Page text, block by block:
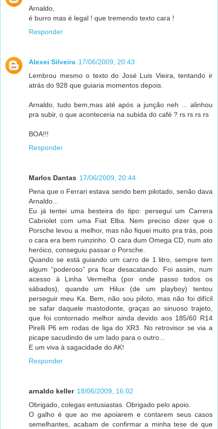
Arnaldo,
é burro mas é legal ! que tremendo texto cara !
Responder
Alexei Silveira 17/06/2009, 20:43
Lembrou mesmo o texto do José Luis Vieira, tentando ir
atrás do 928 que guiaria momentos depois.
Arnaldo, tudo bem,mas até após a junção neh ... alinhou
pra subir, o que aconteceria na subida do café ? rs rs rs rs
BOA!!!
Responder
Marlos Dantas 17/06/2009, 20:44
Pena que o Ferrari estava sendo bem pilotado, senão dava
Arnaldo...
Eu já tentei uma besteira do tipo: persegui um Carrera
Cabriolet com uma Fiat Elba. Nem preciso dizer que o
Porsche levou a melhor, mas não fiquei muito pra trás, pois
o cara era bem ruinzinho. O cara dum Omega CD, num ato
heróico, conseguiu passar o Porsche.
Quando se está guiando um carro de 1 litro, sempre tem
algum “poderoso” pra ficar desacatando. Foi assim, num
acesso à Linha Vermelha (por onde passo todos os
sábados), quando um Hilux (de um playboy) tentou
perseguir meu Ka. Bem, não sou piloto, mas não foi difícil
se safar daquele mastodonte, graças ao sinuoso trajeto,
que foi contornado melhor ainda devido aos 185/60 R14
Pirelli P6 em rodas de liga do XR3. No retrovisor se via a
picape sacudindo de um lado para o outro...
E um viva à sagacidade do AK!
Responder
arnaldo keller 18/06/2009, 16:02
Obrigado, colegas entusiastas. Obrigado pelo apoio.
O galho é que ao me apoiarem e contarem seus casos
semelhantes, acabam de confirmar a minha tese de que